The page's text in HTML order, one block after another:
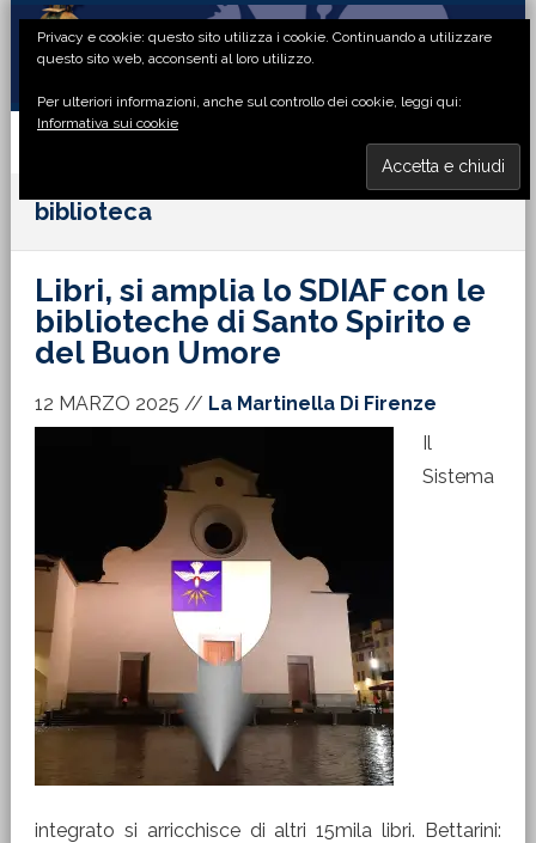
Passa
primaria
Passa
principale
Passa
laterale
Passa
di
biblioteca
Libri, si amplia lo SDIAF con le
biblioteche di Santo Spirito e
del Buon Umore
12 MARZO 2025 // La Martinella Di Firenze
Il
Sistema
integrato si arricchisce di altri 15mila libri. Bettarini:
Privacy e cookie: questo sito utilizza i cookie. Continuando a utilizzare
questo sito web, acconsenti al loro utilizzo.
Per ulteriori informazioni, anche sul controllo dei cookie, leggi qui:
Informativa sui cookie